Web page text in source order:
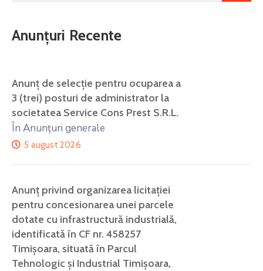
Anunțuri Recente
Anunţ de selecţie pentru ocuparea a
3 (trei) posturi de administrator la
societatea Service Cons Prest S.R.L.
În Anunțuri generale
5 august 2026
Anunț privind organizarea licitației
pentru concesionarea unei parcele
dotate cu infrastructură industrială,
identificată în CF nr. 458257
Timișoara, situată în Parcul
Tehnologic și Industrial Timișoara,